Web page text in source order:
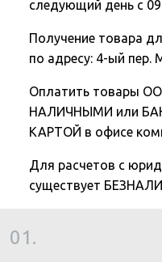
следующий день с
Получение товара
по адресу: 4-ый пер.
Оплатить товары
НАЛИЧНЫМИ или
КАРТОЙ в офисе
Для расчетов с
существует
01.